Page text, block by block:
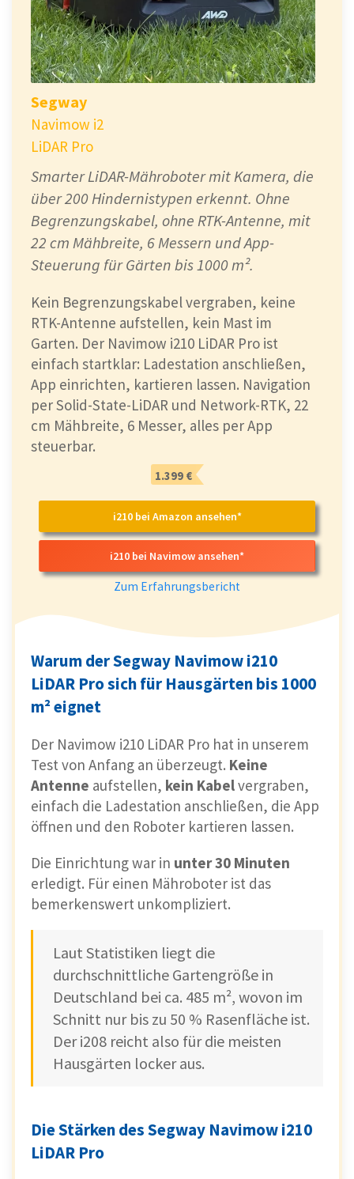
Segway
Navimow i2
LiDAR Pro
Smarter LiDAR-Mähroboter mit Kamera, die
über 200 Hindernistypen erkennt. Ohne
Begrenzungskabel, ohne RTK-Antenne, mit
22 cm Mähbreite, 6 Messern und App-
Steuerung für Gärten bis 1000 m².
Kein Begrenzungskabel vergraben, keine
RTK-Antenne aufstellen, kein Mast im
Garten. Der Navimow i210 LiDAR Pro ist
einfach startklar: Ladestation anschließen,
App einrichten, kartieren lassen. Navigation
per Solid-State-LiDAR und Network-RTK, 22
cm Mähbreite, 6 Messer, alles per App
steuerbar.
1.399 €
i210 bei Amazon ansehen*
i210 bei Navimow ansehen*
Zum Erfahrungsbericht
Warum der Segway Navimow i210
LiDAR Pro sich für Hausgärten bis 1000
m² eignet
Der Navimow i210 LiDAR Pro hat in unserem
Test von Anfang an überzeugt. Keine
Antenne aufstellen, kein Kabelvergraben,
einfach die Ladestation anschließen, die App
öffnen und den Roboter kartieren lassen.
Die Einrichtung war in unter 30 Minuten
erledigt. Für einen Mähroboter ist das
bemerkenswert unkompliziert.
Laut Statistiken liegt die
durchschnittliche Gartengröße in
Deutschland bei ca. 485 m², wovon im
Schnitt nur bis zu 50 % Rasenfläche ist.
Der i208 reicht also für die meisten
Hausgärten locker aus.
Die Stärken des Segway Navimow i210
LiDAR Pro